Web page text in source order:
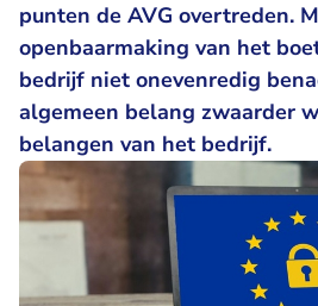
punten de AVG overtreden.
openbaarmaking van het
bedrijf niet onevenredig
algemeen belang zwaarder
belangen van het bedrijf.